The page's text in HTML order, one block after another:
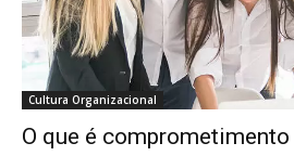
Cultura Organizacional
O que é